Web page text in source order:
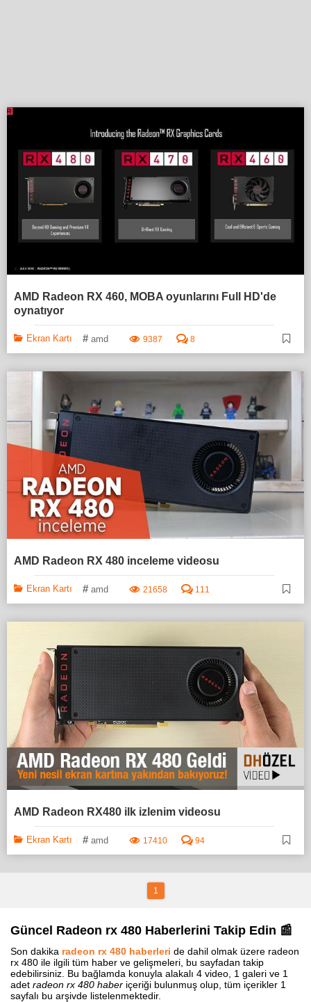
AMD Radeon RX 460, MOBA oyunlarını Full HD'de
oynatıyor
Ekran Kartı # amd 9387 8
AMD Radeon RX 480 inceleme videosu
Ekran Kartı # amd 21658 111
AMD Radeon RX480 ilk izlenim videosu
Ekran Kartı # amd 17410 94
1
Güncel Radeon rx 480 Haberlerini Takip Edin 📰
Son dakika radeon rx 480 haberleri de dahil olmak üzere radeon
rx 480 ile ilgili tüm haber ve gelişmeleri, bu sayfadan takip
edebilirsiniz. Bu bağlamda konuyla alakalı 4 video, 1 galeri ve 1
adet radeon rx 480 haber içeriği bulunmuş olup, tüm içerikler 1
sayfalı bu arşivde listelenmektedir.